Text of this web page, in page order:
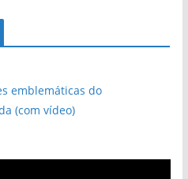
emblemáticas do
(com vídeo)